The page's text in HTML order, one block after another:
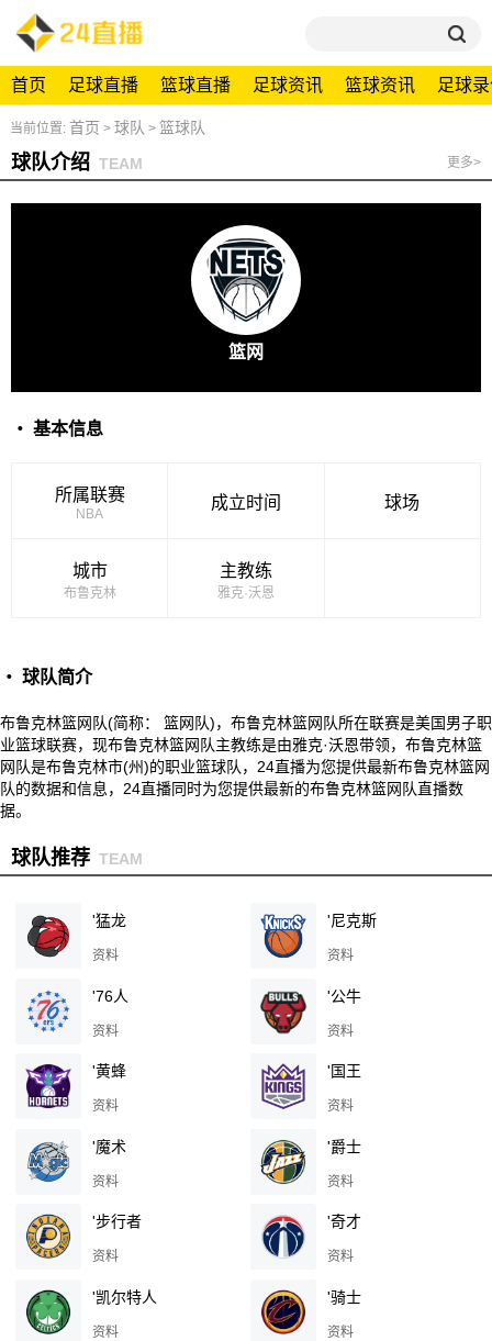
首页 足球直播 篮球直播 足球资讯 篮球资讯 足球
当前位置: 首页 > 球队 > 篮球队
球队介绍 TEAM 更多>
篮网
・ 基本信息
所属联赛
NBA
成立时间 球场
城市
布鲁克林
主教练
雅克·沃恩
・ 球队简介
布鲁克林篮网队(简称： 篮网队)，布鲁克林篮网队所在联赛是美国男子职
业篮球联赛，现布鲁克林篮网队主教练是由雅克·沃恩带领，布鲁克林篮
网队是布鲁克林市(州)的职业篮球队，24直播为您提供最新布鲁克林篮网
队的数据和信息，24直播同时为您提供最新的布鲁克林篮网队直播数
据。
球队推荐 TEAM
'猛龙
资料
'尼克斯
资料
'76人
资料
'公牛
资料
'黄蜂
资料
'国王
资料
'魔术
资料
'爵士
资料
'步行者
资料
'奇才
资料
'凯尔特人
资料
'骑士
资料